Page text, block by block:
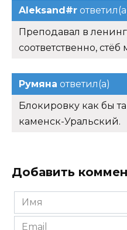
Aleksand#r
Преподавал в
соответственно,
Румяна ответил(а)
Блокировку как бы
каменск-Уральский.
Добавить
Имя
*
Email